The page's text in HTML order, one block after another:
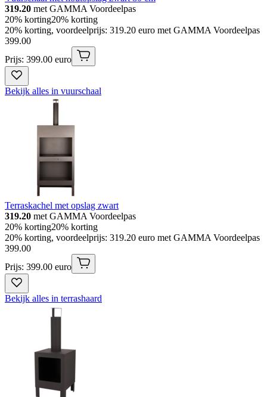
319.20 met GAMMA Voordeelpas
20% korting20% korting
20% korting, voordeelprijs: 319.20 euro met GAMMA Voordeelpas
399.00
Prijs: 399.00 euro
Bekijk alles in vuurschaal
Terraskachel met opslag zwart
319.20 met GAMMA Voordeelpas
20% korting20% korting
20% korting, voordeelprijs: 319.20 euro met GAMMA Voordeelpas
399.00
Prijs: 399.00 euro
Bekijk alles in terrashaard